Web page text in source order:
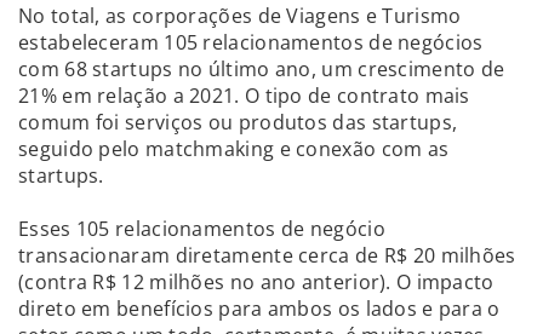
No total, as corporações de Viagens e Turismo
estabeleceram 105 relacionamentos de negócios
com 68 startups no último ano, um crescimento de
21% em relação a 2021. O tipo de contrato mais
comum foi serviços ou produtos das startups,
seguido pelo matchmaking e conexão com as
startups.
Esses 105 relacionamentos de negócio
transacionaram diretamente cerca de R$ 20 milhões
(contra R$ 12 milhões no ano anterior). O impacto
direto em benefícios para ambos os lados e para o